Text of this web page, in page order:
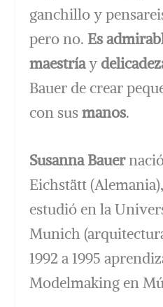
ganchillo y
pero no. Es
maestríay
Bauer de crear
con susmanos.
Susanna Bauer
Eichstätt (Alemania),
estudió en la
Munich
1992 a 1995
Modelmaking en